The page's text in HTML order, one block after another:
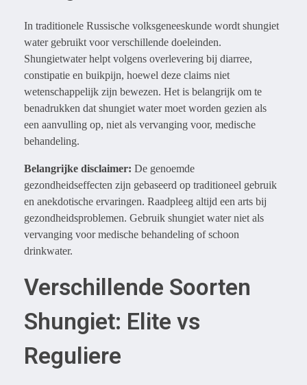
In traditionele Russische volksgeneeskunde wordt shungiet
water gebruikt voor verschillende doeleinden.
Shungietwater helpt volgens overlevering bij diarree,
constipatie en buikpijn, hoewel deze claims niet
wetenschappelijk zijn bewezen. Het is belangrijk om te
benadrukken dat shungiet water moet worden gezien als
een aanvulling op, niet als vervanging voor, medische
behandeling.
Belangrijke disclaimer: De genoemde
gezondheidseffecten zijn gebaseerd op traditioneel gebruik
en anekdotische ervaringen. Raadpleeg altijd een arts bij
gezondheidsproblemen. Gebruik shungiet water niet als
vervanging voor medische behandeling of schoon
drinkwater.
Verschillende Soorten
Shungiet: Elite vs
Reguliere